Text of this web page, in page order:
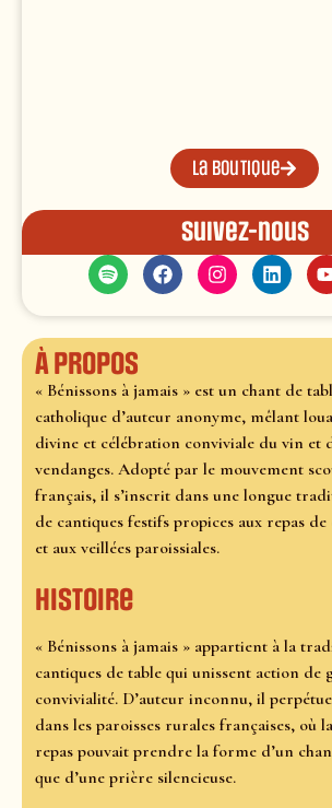
La boutique
Suivez-nous
À propos
« Bénissons à jamais » est un chant de
catholique d’auteur anonyme, mêlant
divine et célébration conviviale du vin et
vendanges. Adopté par le mouvement
français, il s’inscrit dans une longue
de cantiques festifs propices aux repas de
et aux veillées paroissiales.
Histoire
« Bénissons à jamais » appartient à la
cantiques de table qui unissent action de
convivialité. D’auteur inconnu, il
dans les paroisses rurales françaises, où
repas pouvait prendre la forme d’un
que d’une prière silencieuse.